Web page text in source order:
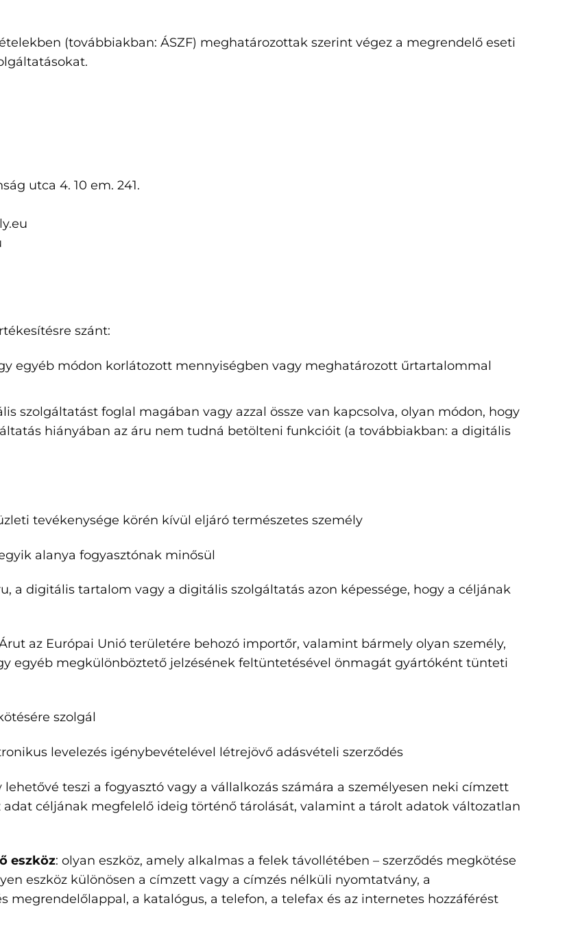
(továbbiakban: ÁSZF) meghatározottak szerint végez a megrendelő eseti
utca 4. 10 em. 241.
szánt:
egyéb módon korlátozott mennyiségben vagy meghatározott űrtartalommal
szolgáltatást foglal magában vagy azzal össze van kapcsolva, olyan módon, hogy
hiányában az áru nem tudná betölteni funkcióit (a továbbiakban: a digitális
tevékenysége körén kívül eljáró természetes személy
alanya fogyasztónak minősül
a digitális tartalom vagy a digitális szolgáltatás azon képessége, hogy a céljának
az Európai Unió területére behozó importőr, valamint bármely olyan személy,
egyéb megkülönböztető jelzésének feltüntetésével önmagát gyártóként tünteti
szolgál
levelezés igénybevételével létrejövő adásvételi szerződés
teszi a fogyasztó vagy a vállalkozás számára a személyesen neki címzett
céljának megfelelő ideig történő tárolását, valamint a tárolt adatok változatlan
eszköz: olyan eszköz, amely alkalmas a felek távollétében – szerződés megkötése
eszköz különösen a címzett vagy a címzés nélküli nyomtatvány, a
a katalógus, a telefon, a telefax és az internetes hozzáférést